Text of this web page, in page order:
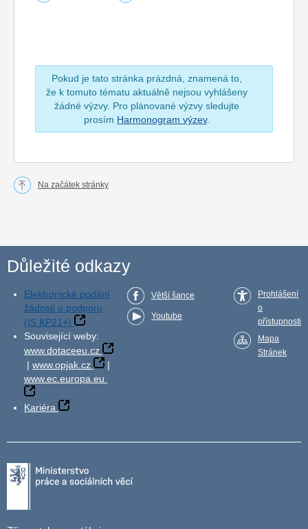
Pokud je tato stránka prázdná, znamená to,
že k tomuto tématu aktuálně nejsou vyhlášeny
žádné výzvy. Pro plánované výzvy sledujte
prosím Harmonogram výzev.
Na začátek stránky
Důležité odkazy
Elektronické podání
žádosti o podporu
(IS KP21+)
Související weby:
www.dotaceeu.cz
| www.opjak.cz
|
www.ec.europa.eu
Kariéra
Větší šance
Youtube
Prohlášení
o
přístupnosti
Mapa
Stránek